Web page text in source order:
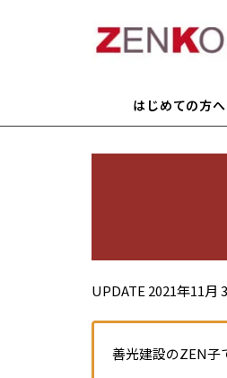
はじめての方へ
UPDATE 2021年11月
善光建設のZEN子